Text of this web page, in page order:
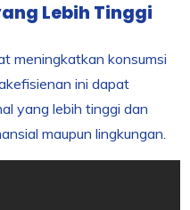
Lebih Tinggi
meningkatkan konsumsi
ini dapat
yang lebih tinggi dan
maupun lingkungan.